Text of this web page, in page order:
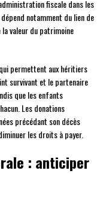
fiscale dans les
notamment du lien de
valeur du patrimoine
permettent aux héritiers
survivant et le partenaire
que les enfants
Les donations
précédant son décès
les droits à payer.
: anticiper